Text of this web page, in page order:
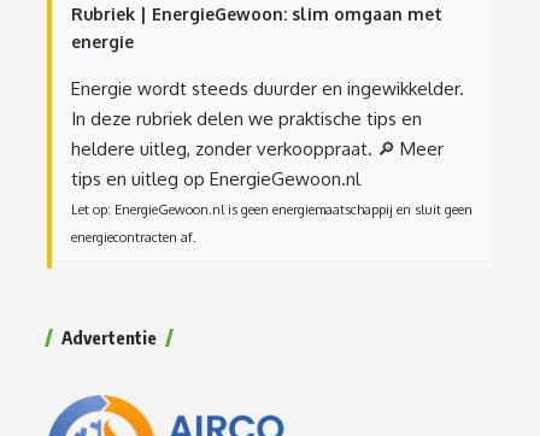
Rubriek | EnergieGewoon: slim omgaan met
energie
Energie wordt steeds duurder en ingewikkelder.
In deze rubriek delen we praktische tips en
heldere uitleg, zonder verkooppraat. 🔎 Meer
tips en uitleg op EnergieGewoon.nl
Let op: EnergieGewoon.nl is geen energiemaatschappij en sluit geen
energiecontracten af.
Advertentie